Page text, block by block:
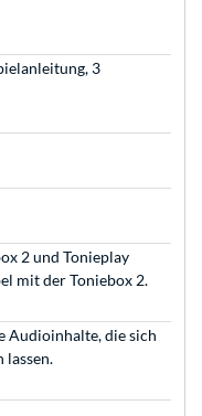
3
2 und Tonieplay
mit der Toniebox 2.
Audioinhalte, die sich
lassen.